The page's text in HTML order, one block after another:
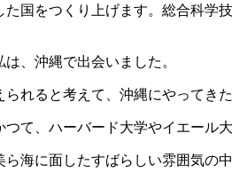
国をつくり上げます。総合科学
、沖縄で出会いました。
れると考えて、沖縄にやってきた
て、ハーバード大学やイエール
海に面したすばらしい雰囲気の